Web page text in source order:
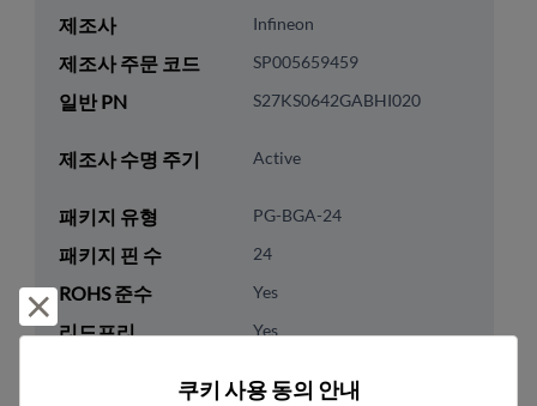
제조사 Infineon
제조사 주문 코드 SP005659459
일반 PN S27KS0642GABHI020
제조사 수명 주기 Active
패키지 유형 PG-BGA-24
패키지 핀 수 24
ROHS 준수 Yes
리드프리 Yes
거부 및 닫기
쿠키 사용 동의 안내